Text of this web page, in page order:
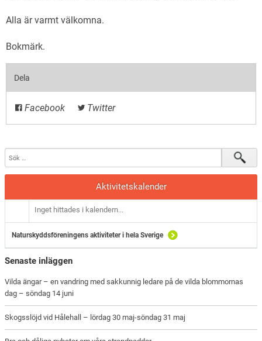
Alla är varmt välkomna.
Bokmärk.
Dela
Facebook Twitter
Aktivitetskalender
Inget hittades i kalendern...
Naturskyddsföreningens aktiviteter i hela Sverige
Senaste inläggen
Vilda ängar – en vandring med sakkunnig ledare på de vilda blommornas
dag – söndag 14 juni
Skogsslöjd vid Hålehall – lördag 30 maj-söndag 31 maj